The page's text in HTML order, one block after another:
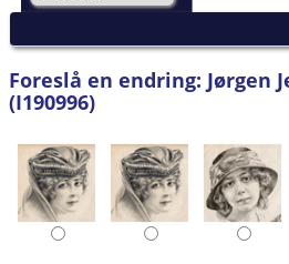
Foreslå en endring: Jørgen
(I190996)